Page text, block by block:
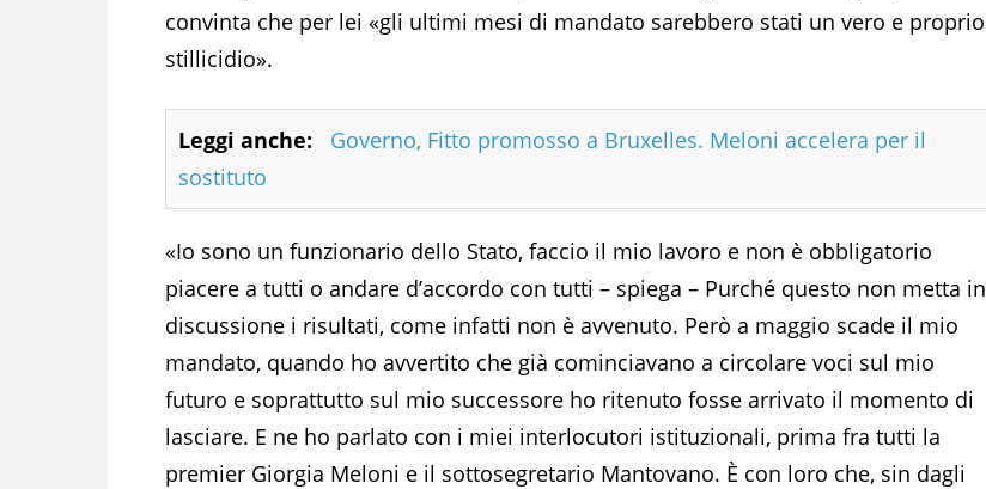
convinta che per lei «gli ultimi mesi di mandato sarebbero stati un vero e proprio
stillicidio».
Leggi anche:
Governo, Fitto promosso a Bruxelles. Meloni accelera per il
sostituto
«Io sono un funzionario dello Stato, faccio il mio lavoro e non è obbligatorio
piacere a tutti o andare d’accordo con tutti – spiega – Purché questo non metta in
discussione i risultati, come infatti non è avvenuto. Però a maggio scade il mio
mandato, quando ho avvertito che già cominciavano a circolare voci sul mio
futuro e soprattutto sul mio successore ho ritenuto fosse arrivato il momento di
lasciare. E ne ho parlato con i miei interlocutori istituzionali, prima fra tutti la
premier Giorgia Meloni e il sottosegretario Mantovano. È con loro che, sin dagli